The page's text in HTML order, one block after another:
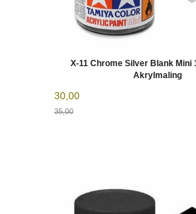
X-11 Chrome Silver Blank Mini
Akrylmaling
30,00
35,00